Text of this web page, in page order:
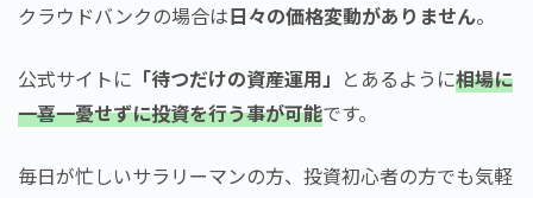
クラウドバンクの場合は日々の価格変動がありません。
公式サイトに 「待つだけの資産運用」 とあるように相場に
一喜一憂せずに投資を行う事が可能です。
毎日が忙しいサラリーマンの方、投資初心者の方でも気軽